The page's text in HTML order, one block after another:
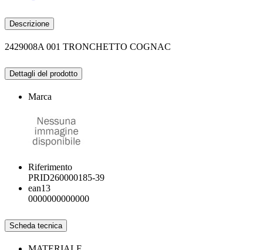
Descrizione
2429008A 001 TRONCHETTO COGNAC
Dettagli del prodotto
Marca
Riferimento
PRID260000185-39
ean13
0000000000000
Scheda tecnica